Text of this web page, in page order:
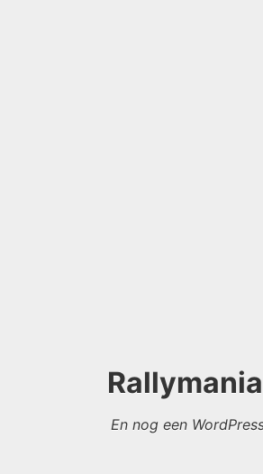
En nog een